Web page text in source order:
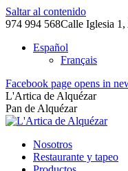
Saltar al contenido
974 994 568Calle Iglesia
Español
Français
Facebook page opens in
L'Artica de Alquézar
Pan de Alquézar
Nosotros
Restaurante y tapeo